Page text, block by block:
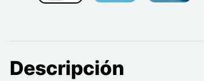
Descripción